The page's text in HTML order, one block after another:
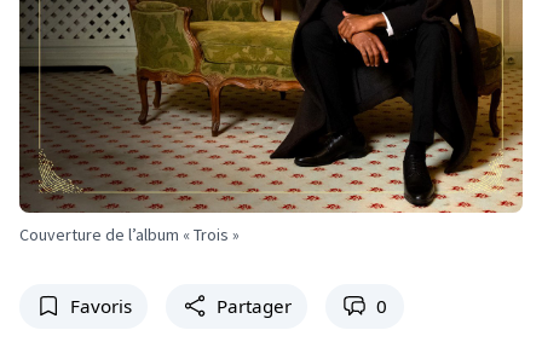
Couverture de l’album « Trois »
Favoris Partager 0